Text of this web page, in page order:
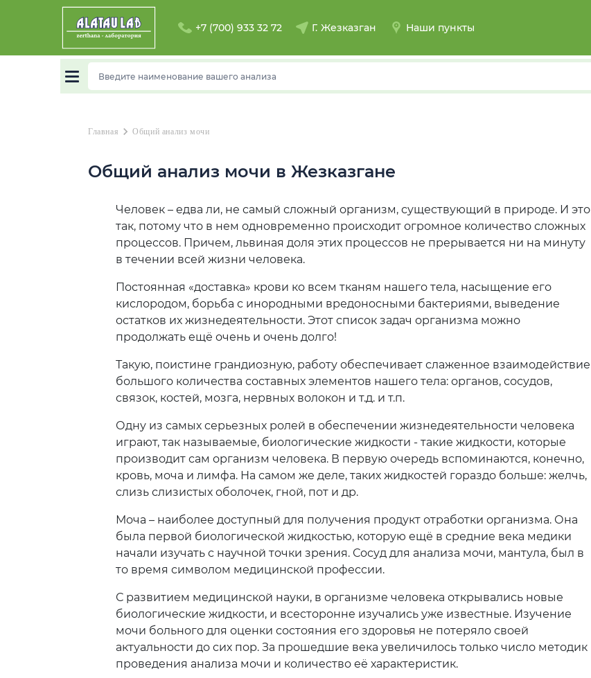
+7 (700) 933 32 72 Г. Жезказган Наши пункты
Главная chevron_rightОбщий анализ мочи
Общий анализ мочи в Жезказгане
­­­Человек – едва ли, не самый сложный организм, существующий в природе. И это
так, потому что в нем одновременно происходит огромное количество сложных
процессов. Причем, львиная доля этих процессов не прерывается ни на минуту
в течении всей жизни человека.
Постоянная «доставка» крови ко всем тканям нашего тела, насыщение его
кислородом, борьба с инородными вредоносными бактериями, выведение
остатков их жизнедеятельности. Этот список задач организма можно
продолжать ещё очень и очень долго!
Такую, поистине грандиозную, работу обеспечивает слаженное взаимодействие
большого количества составных элементов нашего тела: органов, сосудов,
связок, костей, мозга, нервных волокон и т.д. и т.п.
Одну из самых серьезных ролей в обеспечении жизнедеятельности человека
играют, так называемые, биологические жидкости - такие жидкости, которые
производит сам организм человека. В первую очередь вспоминаются, конечно,
кровь, моча и лимфа. На самом же деле, таких жидкостей гораздо больше: желчь,
слизь слизистых оболочек, гной, пот и др.
Моча – наиболее доступный для получения продукт отработки организма. Она
была первой биологической жидкостью, которую ещё в средние века медики
начали изучать с научной точки зрения. Сосуд для анализа мочи, мантула, был в
то время символом медицинской профессии.
С развитием медицинской науки, в организме человека открывались новые
биологические жидкости, и всесторонне изучались уже известные. Изучение
мочи больного для оценки состояния его здоровья не потеряло своей
актуальности до сих пор. За прошедшие века увеличилось только число методик
проведения анализа мочи и количество её характеристик.
Выберите ваш город
Акмолинская
Актау
Алматы Астана Атырау
Б
Ж
Жаркент
К
Караганда Каскелен
Кордай
Костанай Кызылорда
Л
Лисаковск
П
Павлодар Петропавловск
Р
Рудный
С